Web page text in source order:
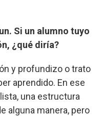
Si un alumno tuyo
¿qué diría?
y profundizo o trato
aprendido. En ese
una estructura
alguna manera, pero